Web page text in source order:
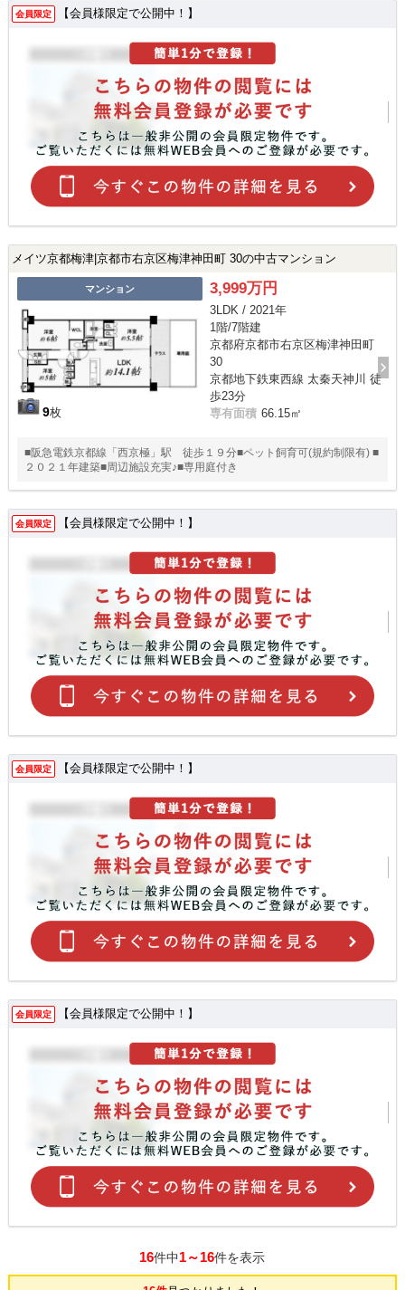
会員限定 【会員様限定で公開中！】
メイツ京都梅津|京都市右京区梅津神田町 30の中古マンション
マンション
9枚
3,999万円
3LDK / 2021年
1階/7階建
京都府京都市右京区梅津神田町
30
京都地下鉄東西線 太秦天神川 徒
歩23分
専有面積 66.15㎡
■阪急電鉄京都線「西京極」駅 徒歩１９分■ペット飼育可(規約制限有) ■
２０２１年建築■周辺施設充実♪■専用庭付き
会員限定 【会員様限定で公開中！】
会員限定 【会員様限定で公開中！】
会員限定 【会員様限定で公開中！】
16件中1～16件を表示